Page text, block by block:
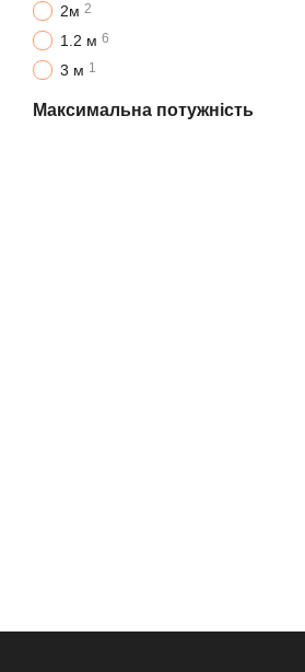
2м 2
1.2 м 6
3 м 1
Максимальна потужність